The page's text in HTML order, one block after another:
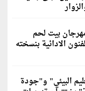
بيت لحم
الادائية بنسخته
البيئي" و"جودة